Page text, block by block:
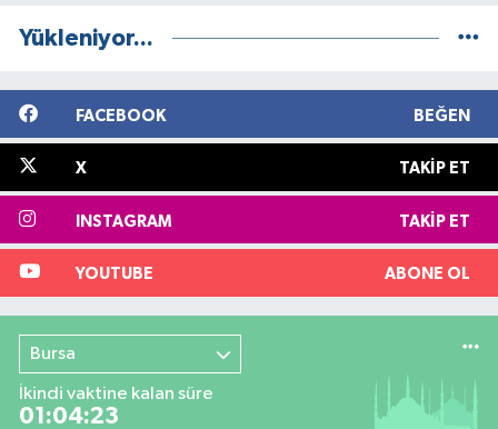
Yükleniyor...
FACEBOOK BEĞEN
X TAKIP ET
INSTAGRAM TAKIP ET
YOUTUBE ABONE OL
Bursa
İkindi vaktine kalan süre
01:04:23